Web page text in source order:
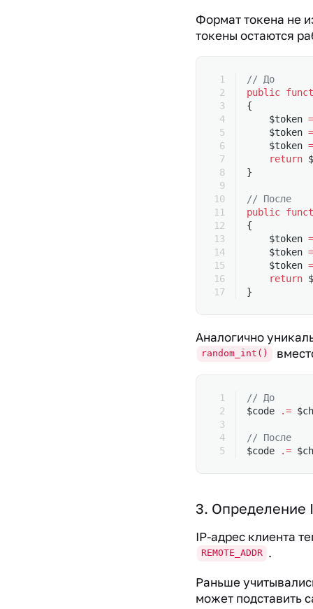
Формат токена не
токены остаются
// До
public
{
    $token
=
    $token
=
    $token
=
    return
}
// После
public
{
    $token
=
    $token
=
    $token
=
    return
}
Аналогично
random_int()
// До
$code
.=
// После
$code
.=
3. Определение
IP-адрес клиента
REMOTE_ADDR .
Раньше
может подставить